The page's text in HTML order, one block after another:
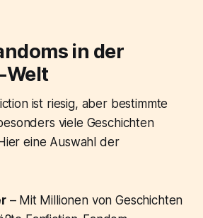
in der
Welt
ist riesig, aber bestimmte
viele Geschichten
eine Auswahl der
– Mit Millionen von Geschichten